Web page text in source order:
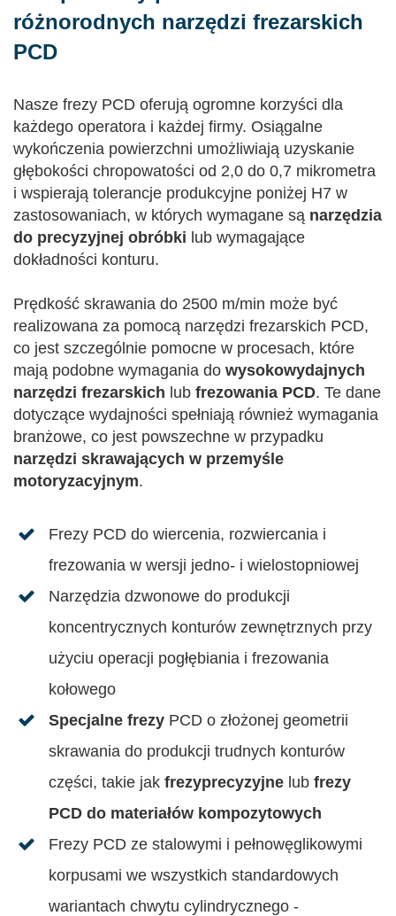
różnorodnych narzędzi frezarskich
PCD
Nasze frezy PCD oferują ogromne korzyści dla
każdego operatora i każdej firmy. Osiągalne
wykończenia powierzchni umożliwiają uzyskanie
głębokości chropowatości od 2,0 do 0,7 mikrometra
i wspierają tolerancje produkcyjne poniżej H7 w
zastosowaniach, w których wymagane są narzędzia
do precyzyjnej obróbki lub wymagające
dokładności konturu.
Prędkość skrawania do 2500 m/min może być
realizowana za pomocą narzędzi frezarskich PCD,
co jest szczególnie pomocne w procesach, które
mają podobne wymagania do wysokowydajnych
narzędzi frezarskich lub frezowania PCD. Te dane
dotyczące wydajności spełniają również wymagania
branżowe, co jest powszechne w przypadku
narzędzi skrawających w przemyśle
motoryzacyjnym.
Frezy PCD do wiercenia, rozwiercania i
frezowania w wersji jedno- i wielostopniowej
Narzędzia dzwonowe do produkcji
koncentrycznych konturów zewnętrznych przy
użyciu operacji pogłębiania i frezowania
kołowego
Specjalne frezy PCD o złożonej geometrii
skrawania do produkcji trudnych konturów
części, takie jak frezyprecyzyjne lub frezy
PCD do materiałów kompozytowych
Frezy PCD ze stalowymi i pełnowęglikowymi
korpusami we wszystkich standardowych
wariantach chwytu cylindrycznego -